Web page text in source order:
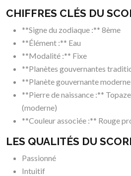
CHIFFRES CLÉS DU
**Signe du zodiaque :** 8ème
**Élément :** Eau
**Modalité :** Fixe
**Planètes gouvernantes
**Planète gouvernante
**Pierre de naissance :**
(moderne)
**Couleur associée :** Rouge
LES QUALITÉS DU
Passionné
Intuitif